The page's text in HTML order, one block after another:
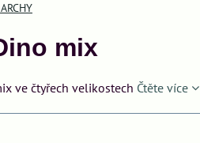
mix
ve čtyřech velikostech Čtěte více